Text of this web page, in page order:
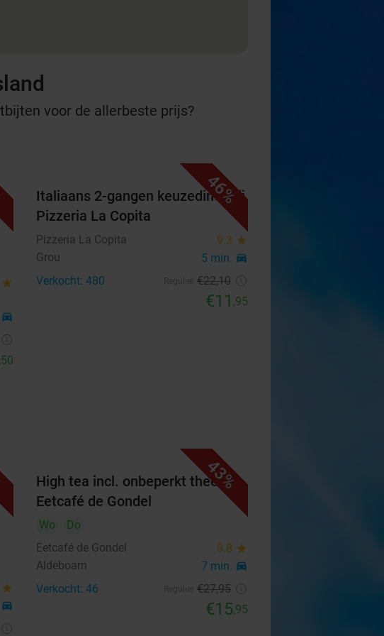
voor de allerbeste prijs?
star
directions_car
,50
46%
Italiaans 2-gangen keuzediner bij
Pizzeria La Copita
Pizzeria La Copita 9.3 star
Grou 5 min. directions_car
Verkocht: 480 €22,10
€11 ,95
star
directions_car
43%
High tea incl. onbeperkt thee bij
Eetcafé de Gondel
Wo
Do
Eetcafé de Gondel
9.8 star
Aldeboarn 7 min. directions_car
Verkocht: 46 €27,95
€15,95